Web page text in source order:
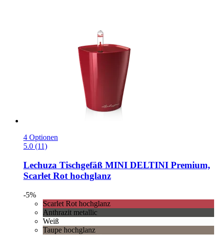
4 Optionen
5.0 (11)
Lechuza Tischgefäß MINI DELTINI Premium,
Scarlet Rot hochglanz
-5%
Scarlet Rot hochglanz
Anthrazit metallic
Weiß
Taupe hochglanz